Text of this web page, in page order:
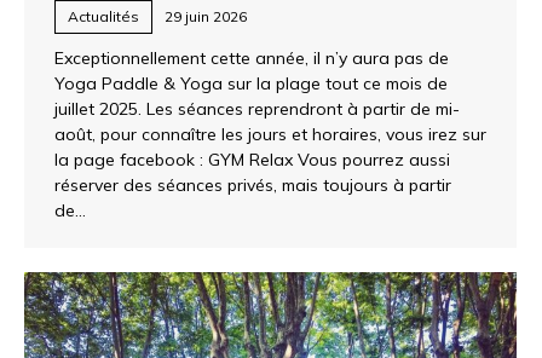
Actualités 29 juin 2026
Exceptionnellement cette année, il n’y aura pas de
Yoga Paddle & Yoga sur la plage tout ce mois de
juillet 2025. Les séances reprendront à partir de mi-
août, pour connaître les jours et horaires, vous irez sur
la page facebook : GYM Relax Vous pourrez aussi
réserver des séances privés, mais toujours à partir
de…